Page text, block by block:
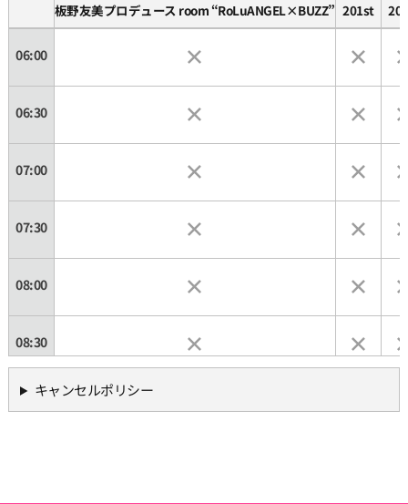
板野友美プロデュース room “RoLuANGEL×BUZZ” 201st
06:00
06:30
07:00
07:30
08:00
08:30
09:00キャンセルポリシー